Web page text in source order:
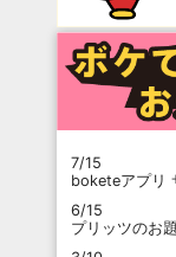
7/15
boketeアプリ
6/15
プリッツのお